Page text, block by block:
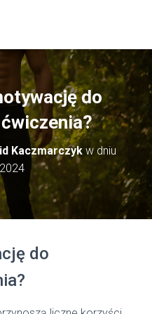
do
Kaczmarczykw dniu
do